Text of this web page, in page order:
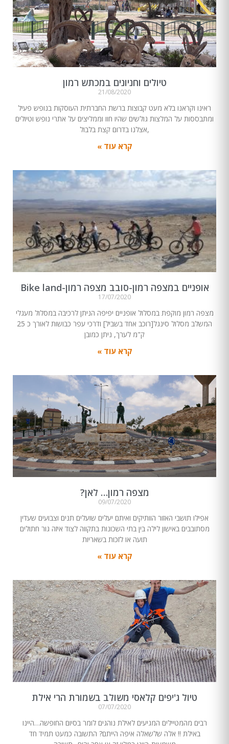
טיולים וחניונים במכתש רמון
21/08/2020
ראינו וקראנו בלא מעט קבוצות ברשת החברתית העוסקות בנופש פעיל
ומתבססות על המלצות גולשים שהיו חוו וממליצים על אתרי נופש וטיולים
,אצלנו בדרום קצת בלבול
קרא עוד »
אופניים במצפה רמון-סובב מצפה רמון-Bike land
17/07/2020
מצפה רמון מוקפת במסלול אופניים יפיפה הניתן לרכיבה במסלול מעגלי
המשלב מסלול סינגל[רוכב אחד בשביל] ודרכי עפר כבושות לאורך כ 25
ק"מ לערך, ניתן כמובן
קרא עוד »
מצפה רמון… לאן?
09/07/2020
אפילו תושבי האזור הוותיקים ואיתם יעלים שועלים תנים וצבועים שעדין
מסתובבים באישון לילה בין בתי השכונות בתקווה לצוד איזה גור חתולים
תועה או לזכות בשאריות
קרא עוד »
טיול ג'יפים קלאסי משולב בשמורת הרי אילת
07/07/2020
רבים מהמטיילים המגיעים לאילת נוהגים לומר בסיום החופשה…היינו
באילת !! אלה שלשאלה איפה הייתם? התשובה כמעט תמיד חד